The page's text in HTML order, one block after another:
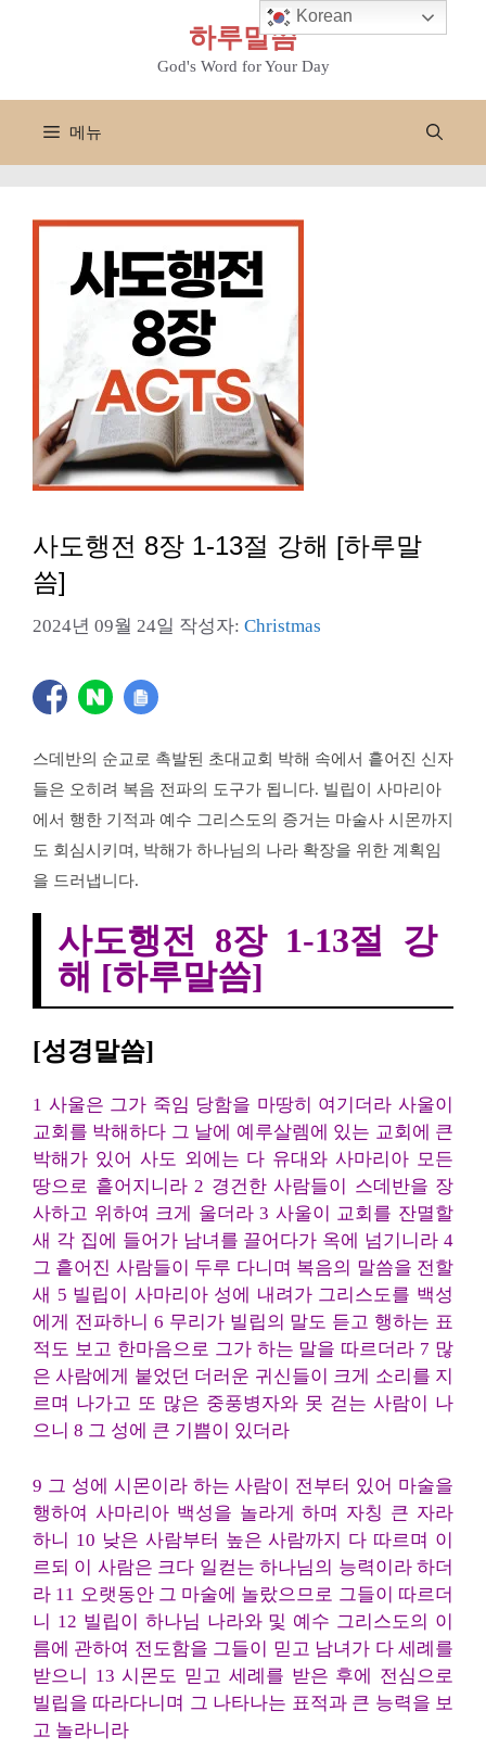
하루말씀
God's Word for Your Day
메뉴
사도행전 8장 1-13절 강해 [하루말
씀]
2024년 09월 24일 작성자: Christmas
스데반의 순교로 촉발된 초대교회 박해 속에서 흩어진 신자
들은 오히려 복음 전파의 도구가 됩니다. 빌립이 사마리아
에서 행한 기적과 예수 그리스도의 증거는 마술사 시몬까지
도 회심시키며, 박해가 하나님의 나라 확장을 위한 계획임
을 드러냅니다.
사도행전 8장 1-13절 강
해 [하루말씀]
[성경말씀]
1 사울은 그가 죽임 당함을 마땅히 여기더라 사울이
교회를 박해하다 그 날에 예루살렘에 있는 교회에 큰
박해가 있어 사도 외에는 다 유대와 사마리아 모든
땅으로 흩어지니라 2 경건한 사람들이 스데반을 장
사하고 위하여 크게 울더라 3 사울이 교회를 잔멸할
새 각 집에 들어가 남녀를 끌어다가 옥에 넘기니라 4
그 흩어진 사람들이 두루 다니며 복음의 말씀을 전할
새 5 빌립이 사마리아 성에 내려가 그리스도를 백성
에게 전파하니 6 무리가 빌립의 말도 듣고 행하는 표
적도 보고 한마음으로 그가 하는 말을 따르더라 7 많
은 사람에게 붙었던 더러운 귀신들이 크게 소리를 지
르며 나가고 또 많은 중풍병자와 못 걷는 사람이 나
으니 8 그 성에 큰 기쁨이 있더라
9 그 성에 시몬이라 하는 사람이 전부터 있어 마술을
행하여 사마리아 백성을 놀라게 하며 자칭 큰 자라
하니 10 낮은 사람부터 높은 사람까지 다 따르며 이
르되 이 사람은 크다 일컫는 하나님의 능력이라 하더
라 11 오랫동안 그 마술에 놀랐으므로 그들이 따르더
니 12 빌립이 하나님 나라와 및 예수 그리스도의 이
름에 관하여 전도함을 그들이 믿고 남녀가 다 세례를
받으니 13 시몬도 믿고 세례를 받은 후에 전심으로
빌립을 따라다니며 그 나타나는 표적과 큰 능력을 보
고 놀라니라
Korean